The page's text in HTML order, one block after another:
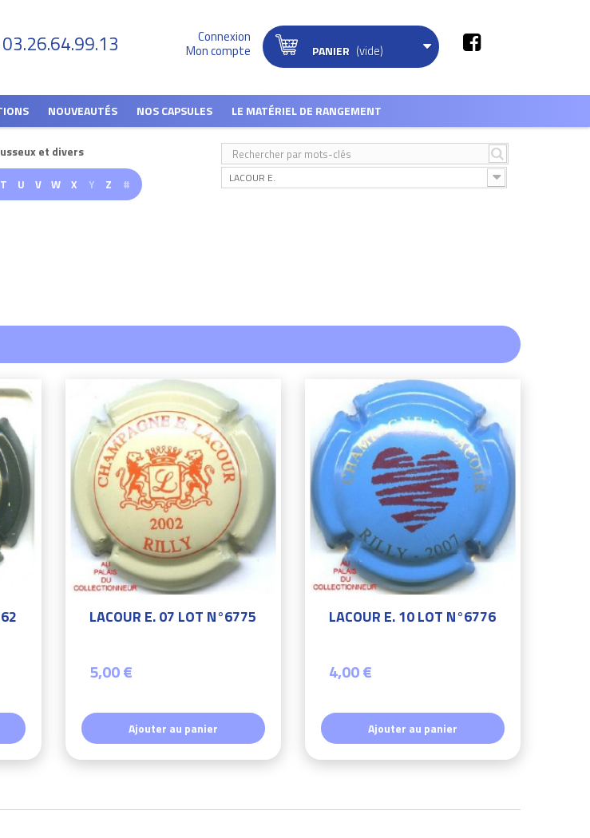
03.26.64.99.13 Connexion
Mon compte PANIER (vide)
NOUVEAUTÉS NOS CAPSULES LE MATÉRIEL DE RANGEMENT
et divers
T U V W X Y Z # LACOUR E.
LACOUR E. 07 LOT N°6775
5,00 €
Ajouter au panier
LACOUR E. 10 LOT N°6776
4,00 €
Ajouter au panier